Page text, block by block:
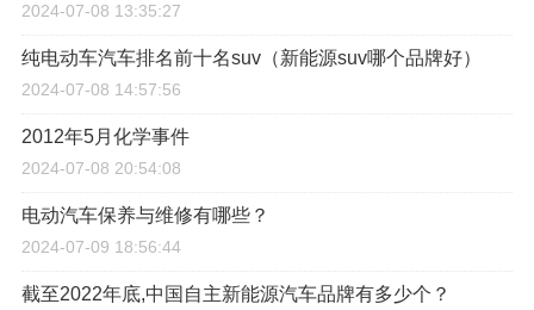
2024-07-08 13:35:27
纯电动车汽车排名前十名suv（新能源suv哪个品牌好）
2024-07-08 14:57:56
2012年5月化学事件
2024-07-08 20:54:08
电动汽车保养与维修有哪些？
2024-07-09 18:56:44
截至2022年底,中国自主新能源汽车品牌有多少个？